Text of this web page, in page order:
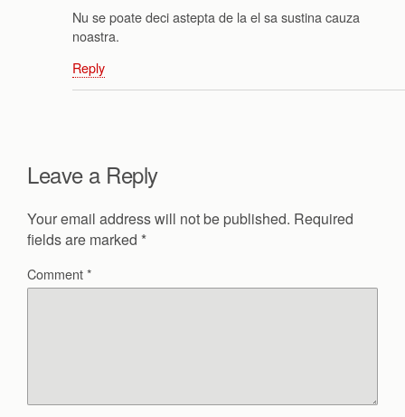
Nu se poate deci astepta de la el sa sustina cauza
noastra.
Reply
Leave a Reply
Your email address will not be published. Required
fields are marked *
Comment*